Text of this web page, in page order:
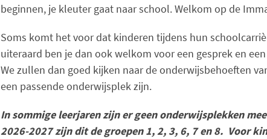
beginnen, je kleuter gaat naar school. Welkom op de
Soms komt het voor dat kinderen tijdens hun
uiteraard ben je dan ook welkom voor een gesprek en
We zullen dan goed kijken naar de onderwijsbehoeften
een passende onderwijsplek zijn.
In sommige leerjaren zijn er geen onderwijsplekken
2026-2027 zijn dit de groepen 1, 2, 3, 6, 7 en 8. Voor